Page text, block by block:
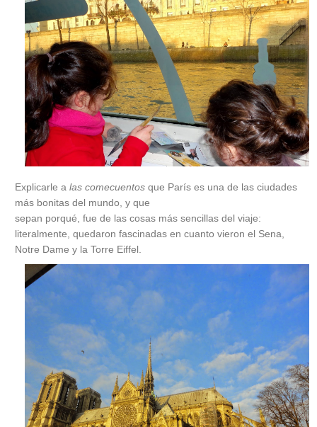
Explicarle alas comecuentos que París es una de las ciudades
más bonitas del mundo, y que
sepan porqué, fue de las cosas más sencillas del viaje:
literalmente, quedaron fascinadas en cuanto vieron el Sena,
Notre Dame y la Torre Eiffel.